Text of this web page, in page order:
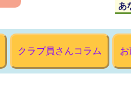
クラブ員さんコラム